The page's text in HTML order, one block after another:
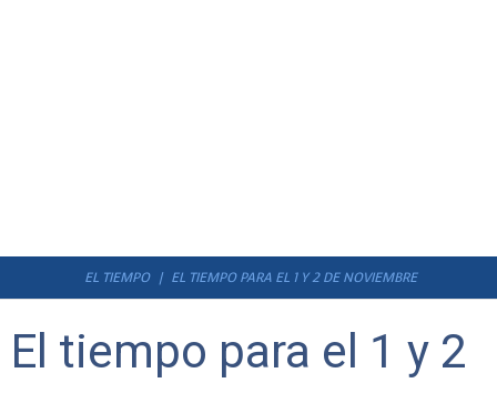
EL TIEMPO EL TIEMPO PARA EL 1 Y 2 DE NOVIEMBRE
El tiempo para el 1 y 2